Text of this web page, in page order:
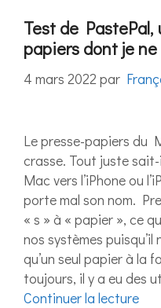
Test de PastePal,
papiers dont je
4 mars 2022par
Le presse-papiers du
crasse. Tout juste
Mac vers l’iPhone ou
porte mal son nom.
« s » à « papier », ce
nos systèmes puisqu’il
qu’un seul papier à la
toujours, il y a eu des
Continuer la lecture